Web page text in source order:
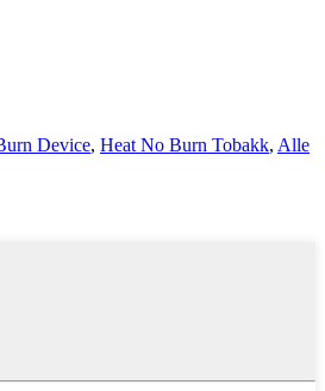
Device, Heat No Burn Tobakk, Alle